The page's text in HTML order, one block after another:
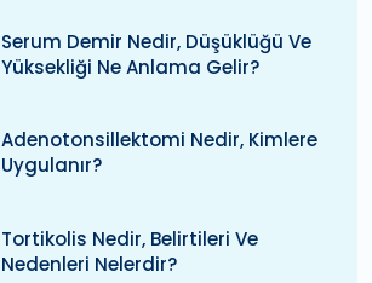
Serum Demir Nedir, Düşüklüğü Ve
Yüksekliği Ne Anlama Gelir?
Adenotonsillektomi Nedir, Kimlere
Uygulanır?
Tortikolis Nedir, Belirtileri Ve
Nedenleri Nelerdir?